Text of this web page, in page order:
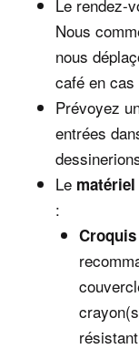
Le rendez-
Nous
nous
café en cas
Prévoyez
entrées
Le matériel
: